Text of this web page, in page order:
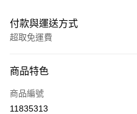
付款與運送方式
超取免運費
信用卡一次付款
超商取貨付款
商品特色
商品編號
11835313